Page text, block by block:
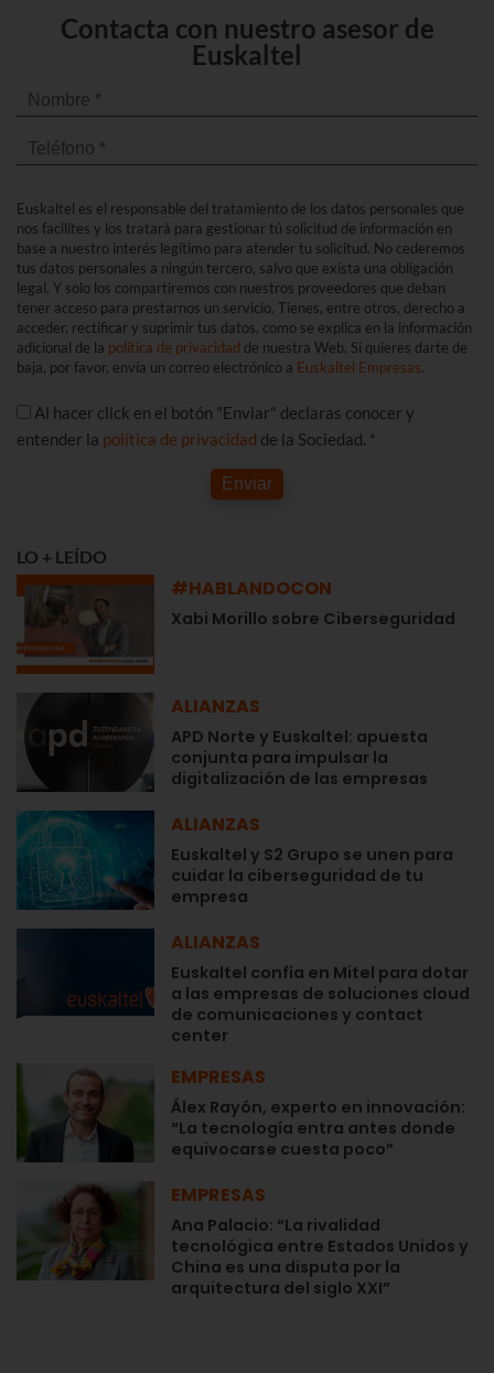
Contacta con nuestro asesor de
Euskaltel
Euskaltel es el responsable del tratamiento de los datos personales que
nos facilites y los tratará para gestionar tú solicitud de información en
base a nuestro interés legítimo para atender tu solicitud. No cederemos
tus datos personales a ningún tercero, salvo que exista una obligación
legal. Y solo los compartiremos con nuestros proveedores que deban
tener acceso para prestarnos un servicio. Tienes, entre otros, derecho a
acceder, rectificar y suprimir tus datos, como se explica en la información
adicional de la política de privacidad de nuestra Web. Si quieres darte de
baja, por favor, envía un correo electrónico a Euskaltel Empresas.
Al hacer click en el botón "Enviar" declaras conocer y
entender la política de privacidad de la Sociedad. *
Enviar
LO + LEÍDO
#HABLANDOCON
Xabi Morillo sobre Ciberseguridad
ALIANZAS
APD Norte y Euskaltel: apuesta
conjunta para impulsar la
digitalización de las empresas
ALIANZAS
Euskaltel y S2 Grupo se unen para
cuidar la ciberseguridad de tu
empresa
ALIANZAS
Euskaltel confía en Mitel para dotar
a las empresas de soluciones cloud
de comunicaciones y contact
center
EMPRESAS
Álex Rayón, experto en innovación:
“La tecnología entra antes donde
equivocarse cuesta poco”
EMPRESAS
Ana Palacio: “La rivalidad
tecnológica entre Estados Unidos y
China es una disputa por la
arquitectura del siglo XXI”